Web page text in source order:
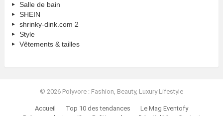
Salle de bain
SHEIN
shrinky-dink.com 2
Style
Vêtements & tailles
© 2026 Polyvore : Fashion, Beauty, Luxury Lifestyle
Accueil Top 10 des tendances
Le Mag Eventofy